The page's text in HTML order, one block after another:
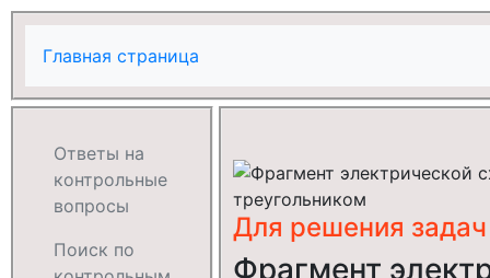
Главная страница
Для решения
Фрагмент
Ответы на
контрольные
вопросы
Поиск по